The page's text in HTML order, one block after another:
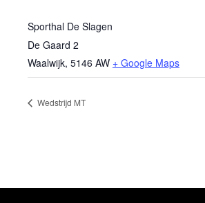
Sporthal De Slagen
De Gaard 2
Waalwijk, 5146 AW + Google Maps
Wedstrijd MT